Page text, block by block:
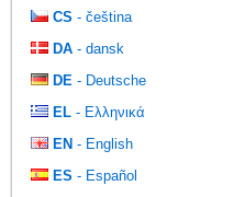
CS - čeština
DA - dansk
DE - Deutsche
EL - Ελληνικά
EN - English
ES - Español